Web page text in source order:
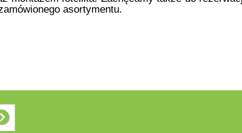
asortymentu.